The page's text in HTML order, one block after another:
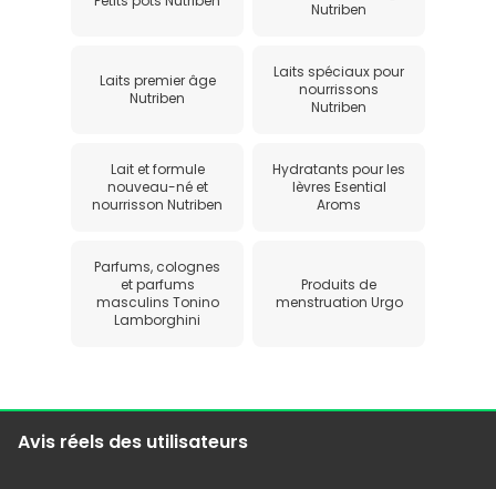
Nutriben
Laits premier âge
Nutriben
Laits spéciaux pour
nourrissons
Nutriben
Lait et formule
nouveau-né et
nourrisson Nutriben
Hydratants pour les
lèvres Esential
Aroms
Parfums, colognes
et parfums
masculins Tonino
Lamborghini
Produits de
menstruation Urgo
Avis réels des utilisateurs